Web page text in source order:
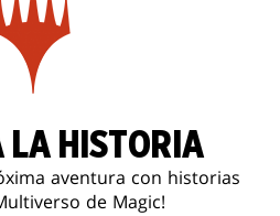
LA HISTORIA
aventura con historias
de Magic!